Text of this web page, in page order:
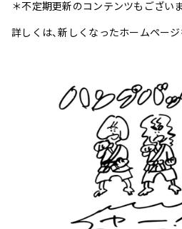
＊不定期更新のコンテンツもございま
詳しくは、新しくなったホームペー